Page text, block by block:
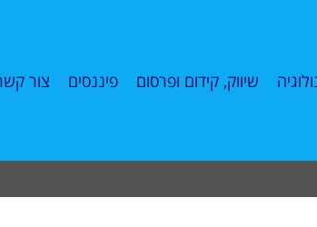
שיווק, קידום ופרסום פיננסים צור